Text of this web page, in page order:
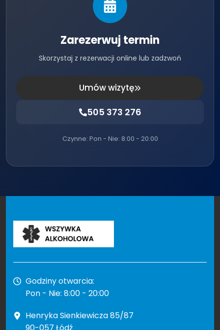
Zarezerwuj termin
Skorzystaj z rezerwacji online lub zadzwoń
Umów wizytę
505 373 276
Czynne: Pon - Nie: 8:00 - 20:00
Godziny otwarcia:
Pon - Nie: 8:00 - 20:00
Henryka Sienkiewicza 85/87
90-057 Łódź